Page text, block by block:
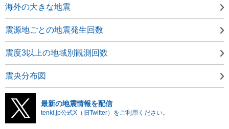
海外の大きな地震
震源地ごとの地震発生回数
震度3以上の地域別観測回数
震央分布図
最新の地震情報を配信
tenki.jp公式X（旧Twitter）をご利用ください。